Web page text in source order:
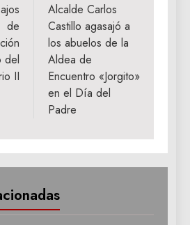
de
del
II
Alcalde Carlos
Castillo agasajó a
los abuelos de la
Aldea de
Encuentro «Jorgito»
en el Día del
Padre